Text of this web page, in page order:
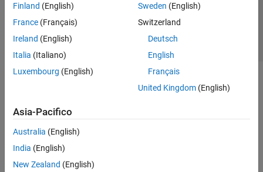
Finland (English)
France (Français)
Ireland (English)
Italia (Italiano)
Luxembourg (English)
Sweden (English)
Switzerland
Deutsch
English
Français
United Kingdom(English)
Asia-Pacifico
Australia (English)
India (English)
New Zealand (English)